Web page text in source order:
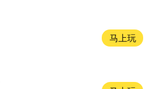
马上玩